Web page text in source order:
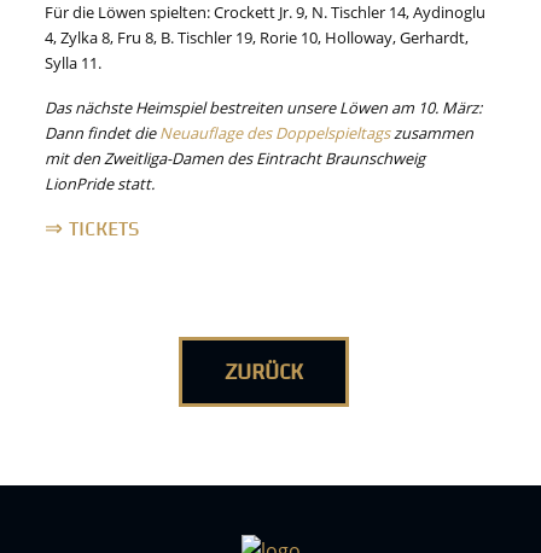
Für die Löwen spielten: Crockett Jr. 9, N. Tischler 14, Aydinoglu
4, Zylka 8, Fru 8, B. Tischler 19, Rorie 10, Holloway, Gerhardt,
Sylla 11.
Das nächste Heimspiel bestreiten unsere Löwen am 10. März:
Dann findet dieNeuauflage des Doppelspieltagszusammen
mit den Zweitliga-Damen des Eintracht Braunschweig
LionPride statt.
⇒ TICKETS
ZURÜCK